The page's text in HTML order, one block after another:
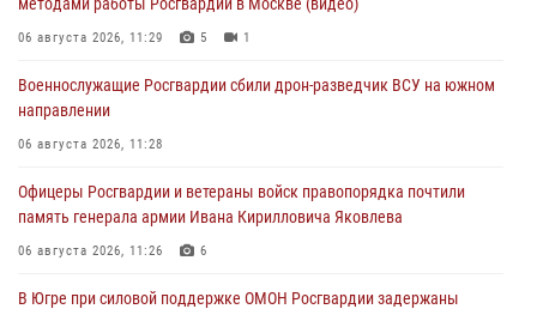
06 августа 2026, 11:29 5 1
Военнослужащие Росгвардии сбили дрон-разведчик ВСУ на южном
направлении
06 августа 2026, 11:28
Офицеры Росгвардии и ветераны войск правопорядка почтили
память генерала армии Ивана Кирилловича Яковлева
06 августа 2026, 11:26 6
В Югре при силовой поддержке ОМОН Росгвардии задержаны